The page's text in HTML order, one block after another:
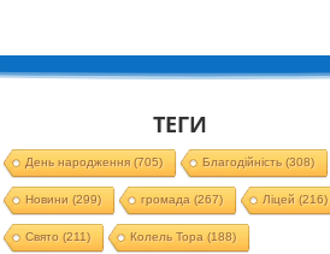
ТЕГИ
День народження(705) Благодійність (308)
Новини (299) громада (267) Ліцей (216)
Свято (211) Колель Тора (188)